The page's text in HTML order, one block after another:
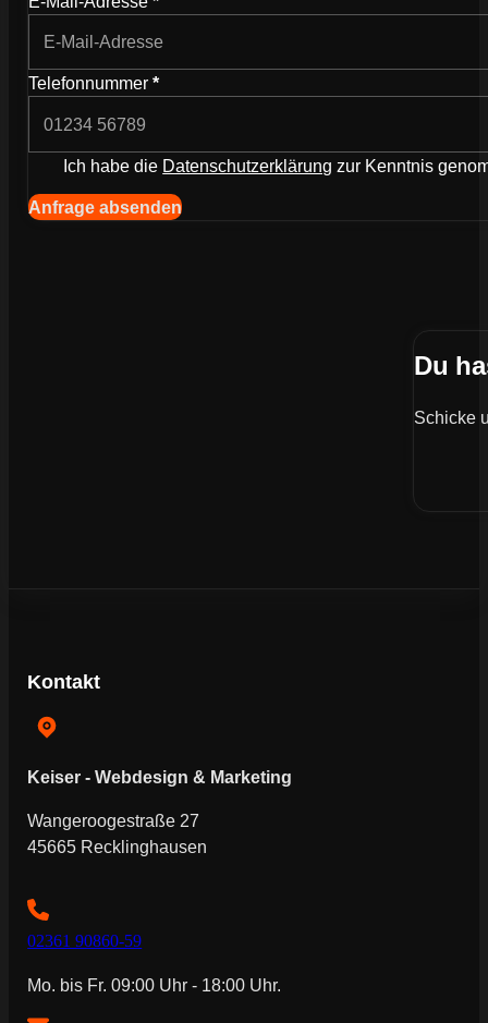
Telefonnummer *
Ich habe die Datenschutzerklärung zur Kenntnis
Navigation (Kopie) (Kopieren) (Kopieren)
Anfrage absenden
Du
Schicke
Kontakt
Keiser - Webdesign & Marketing
Wangeroogestraße 27
45665 Recklinghausen
02361 90860-59
Mo. bis Fr. 09:00 Uhr - 18:00 Uhr.